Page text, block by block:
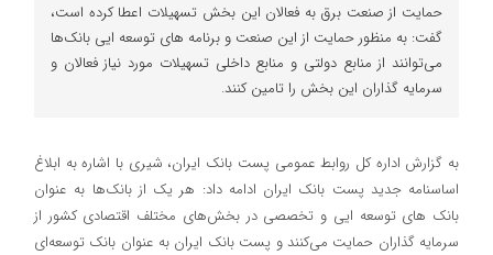
حمایت از صنعت برق به فعالان این بخش تسهیلات اعطا کرده است،
گفت: به منظور حمایت از این صنعت و برنامه های توسعه ایی بانک‌ها
می‌توانند از منابع دولتی و منابع داخلی تسهیلات مورد نیاز فعالان و
سرمایه گذاران این بخش را تامین ‌کنند.
به گزارش اداره کل روابط عمومی پست بانک ایران، شیری با اشاره به ابلاغ
اساسنامه جدید پست بانک ایران ادامه داد: هر یک از بانک‌ها به عنوان
بانک های توسعه ایی و تخصصی در بخش‌های مختلف اقتصادی کشور از
سرمایه گذاران حمایت می‌کنند و پست بانک ایران به عنوان بانک توسعه‌ای